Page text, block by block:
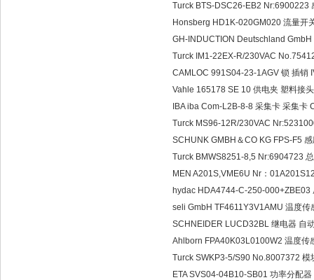
Turck BTS-DSC26-EB2 Nr:6900223
Honsberg HD1K-020GM020 流量开
GH-INDUCTION Deutschland
Turck IM1-22EX-R/230VAC
CAMLOC 991S04-23-1AGV 锁 插销
Vahle 165178 SE 10 供电夹 塑料接
IBA iba Com-L2B-8-8 采集卡 采集
Turck MS96-12R/230VAC
SCHUNK GMBH＆CO KG FPS-F5
Turck BMWS8251-8,5 Nr:6904723
MEN A201S,VME6U Nr：
hydac HDA4744-C-250-
seli GmbH TF4611Y3V1AMU 温度
SCHNEIDER LUCD32BL 继电器 自
Ahlborn FPA40K03L0100W2 温度
Turck SWKP3-5/S90 No.8007372
ETA SVS04-04B10-SB01 功率分配